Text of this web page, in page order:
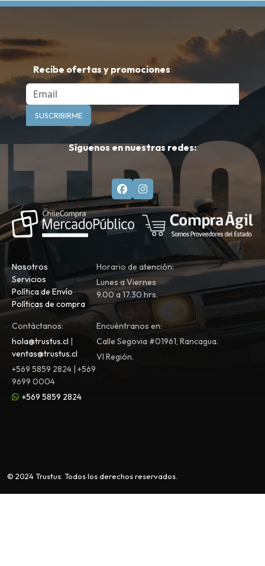
Recibe ofertas y promociones
Email
SUSCRIBIRME
Síguenos en nuestras redes:
Nosotros
Servicios
Política de Envío
Políticas de compra
Horario de atención:
Lunes a Viernes
9.00 a 17.30 hrs.
Contáctanos:
hola@trustus.cl |
ventas@trustus.cl
+569 5859 2824 | +569
9699 0004
+569 5859 2824
Encuéntranos en:
Calle Segovia #01961, Rancagua.
VI Región.
© 2024 Trustus. Todos los derechos reservados.